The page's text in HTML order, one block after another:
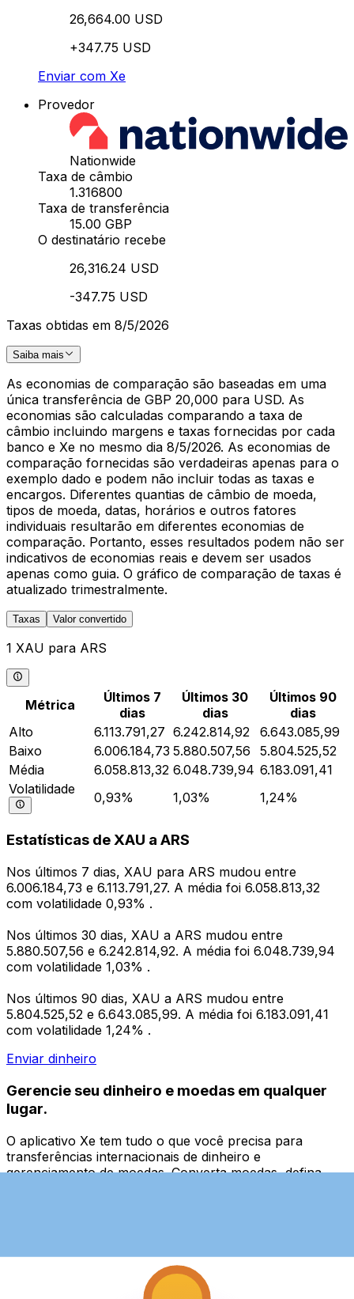
26,664.00 USD
+347.75 USD
Enviar com Xe
Provedor
Nationwide
Taxa de câmbio
1.316800
Taxa de transferência
15.00 GBP
O destinatário recebe
26,316.24 USD
-347.75 USD
Taxas obtidas em 8/5/2026
Saiba mais
As economias de comparação são baseadas em uma
única transferência de GBP 20,000 para USD. As
economias são calculadas comparando a taxa de
câmbio incluindo margens e taxas fornecidas por cada
banco e Xe no mesmo dia 8/5/2026. As economias de
comparação fornecidas são verdadeiras apenas para o
exemplo dado e podem não incluir todas as taxas e
encargos. Diferentes quantias de câmbio de moeda,
tipos de moeda, datas, horários e outros fatores
individuais resultarão em diferentes economias de
comparação. Portanto, esses resultados podem não ser
indicativos de economias reais e devem ser usados
apenas como guia. O gráfico de comparação de taxas é
atualizado trimestralmente.
Taxas Valor convertido
1 XAU para ARS
Métrica
Últimos 7
dias
Últimos 30
dias
Últimos 90
dias
Alto
6.113.791,27 6.242.814,92
6.643.085,99
Baixo
6.006.184,73 5.880.507,56
5.804.525,52
Média
6.058.813,32 6.048.739,94 6.183.091,41
Volatilidade
0,93% 1,03% 1,24%
Estatísticas de XAU a ARS
Nos últimos 7 dias, XAU para ARS mudou entre
6.006.184,73 e 6.113.791,27. A média foi 6.058.813,32
com volatilidade 0,93% .
Nos últimos 30 dias, XAU a ARS mudou entre
5.880.507,56 e 6.242.814,92. A média foi 6.048.739,94
com volatilidade 1,03% .
Nos últimos 90 dias, XAU a ARS mudou entre
5.804.525,52 e 6.643.085,99. A média foi 6.183.091,41
com volatilidade 1,24% .
Enviar dinheiro
Gerencie seu dinheiro e moedas em qualquer
lugar.
O aplicativo Xe tem tudo o que você precisa para
transferências internacionais de dinheiro e
gerenciamento de moedas. Converta moedas, defina